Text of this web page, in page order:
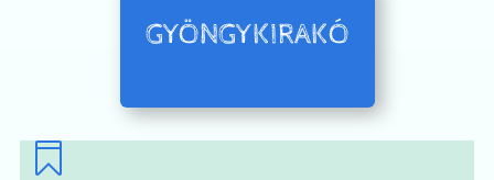
GYÖNGYKIRAKÓ
